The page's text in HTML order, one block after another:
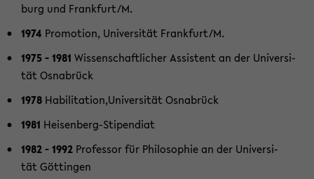
burg und Frank­furt/M.
1974 Pro­mo­ti­on, Uni­ver­si­tät Frank­furt/M.
1975 - 1981 Wis­sen­schaft­li­cher As­sis­tent an der Uni­ver­si­
tät Os­na­brück
1978 Ha­bi­li­ta­ti­on,Uni­ver­si­tät Os­na­brück
1981 Heisenberg-​Stipendiat
1982 - 1992 Pro­fes­sor für Phi­lo­so­phie an der Uni­ver­si­
tät Göt­tin­gen